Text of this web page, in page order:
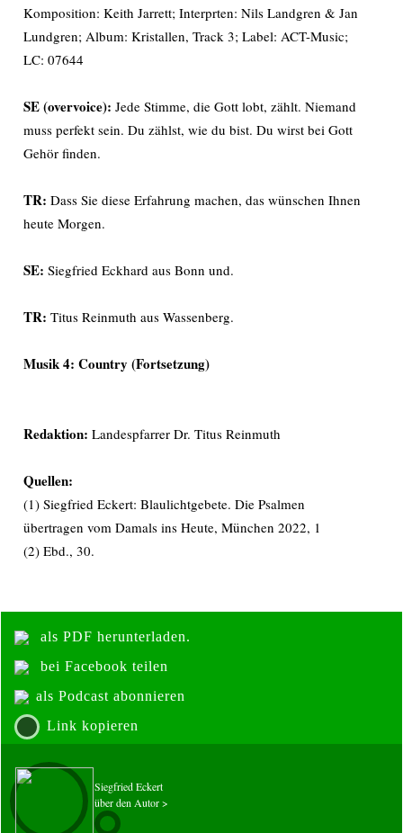
Komposition: Keith Jarrett; Interprten: Nils Landgren & Jan
Lundgren; Album: Kristallen, Track 3; Label: ACT-Music;
LC: 07644
SE (overvoice): Jede Stimme, die Gott lobt, zählt. Niemand
muss perfekt sein. Du zählst, wie du bist. Du wirst bei Gott
Gehör finden.
TR: Dass Sie diese Erfahrung machen, das wünschen Ihnen
heute Morgen.
SE: Siegfried Eckhard aus Bonn und.
TR: Titus Reinmuth aus Wassenberg.
Musik 4: Country (Fortsetzung)
Redaktion: Landespfarrer Dr. Titus Reinmuth
Quellen:
(1) Siegfried Eckert: Blaulichtgebete. Die Psalmen
übertragen vom Damals ins Heute, München 2022, 1
(2) Ebd., 30.
als PDF herunterladen.
bei Facebook teilen
als Podcast abonnieren
Link kopieren
Siegfried Eckert
über den Autor >